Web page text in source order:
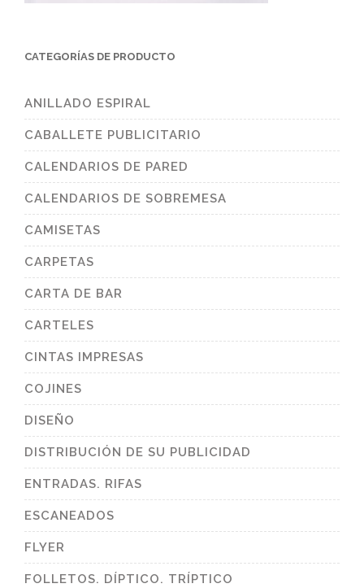
CATEGORÍAS DE PRODUCTO
ANILLADO ESPIRAL
CABALLETE PUBLICITARIO
CALENDARIOS DE PARED
CALENDARIOS DE SOBREMESA
CAMISETAS
CARPETAS
CARTA DE BAR
CARTELES
CINTAS IMPRESAS
COJINES
DISEÑO
DISTRIBUCIÓN DE SU PUBLICIDAD
ENTRADAS. RIFAS
ESCANEADOS
FLYER
FOLLETOS. DÍPTICO. TRÍPTICO